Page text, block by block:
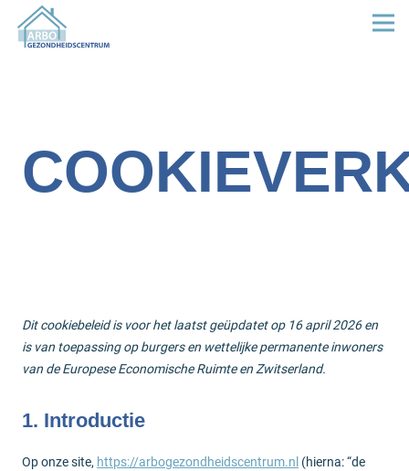
Dit cookiebeleid is voor het laatst geüpdatet op 16 april 2026 en
is van toepassing op burgers en wettelijke permanente inwoners
van de Europese Economische Ruimte en Zwitserland.
1. Introductie
Op onze site, https://arbogezondheidscentrum.nl (hierna: “de